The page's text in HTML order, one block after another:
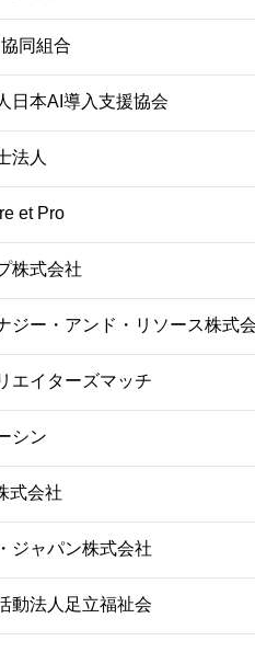
同組合
日本AI導入支援協会
法人
et Pro
株式会社
ジー・アンド・リソース株式
エイターズマッチ
シン
式会社
ジャパン株式会社
動法人足立福祉会